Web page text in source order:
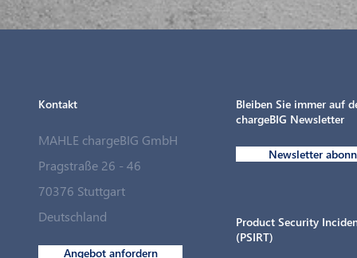
Kontakt
MAHLE chargeBIG GmbH
Pragstraße 26 - 46
70376 Stuttgart
Deutschland
Angebot anfordern
Bleiben Sie immer auf
chargeBIG Newsletter
Newsletter
Product Security
(PSIRT)